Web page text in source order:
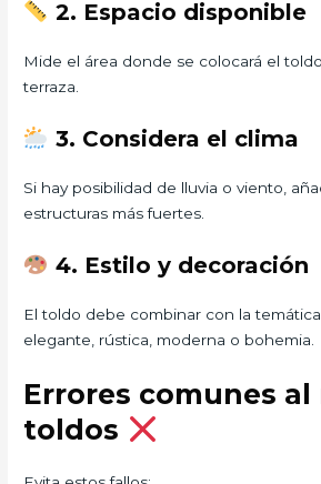
2. Espacio disponible
Mide el área donde se colocará el
terraza.
3. Considera el clima
Si hay posibilidad de lluvia o viento,
estructuras más fuertes.
4. Estilo y decoración
El toldo debe combinar con la
elegante, rústica, moderna o bohemia.
Errores comunes
toldos